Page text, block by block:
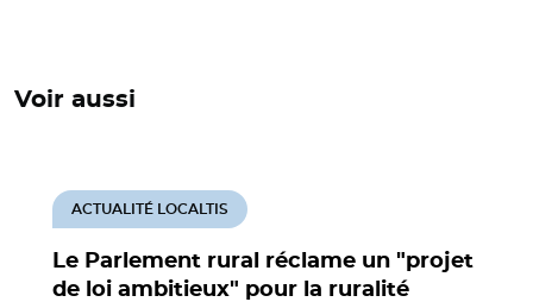
Voir aussi
Le Parlement rural réclame un "projet
de loi ambitieux" pour la ruralité
ACTUALITÉ LOCALTIS